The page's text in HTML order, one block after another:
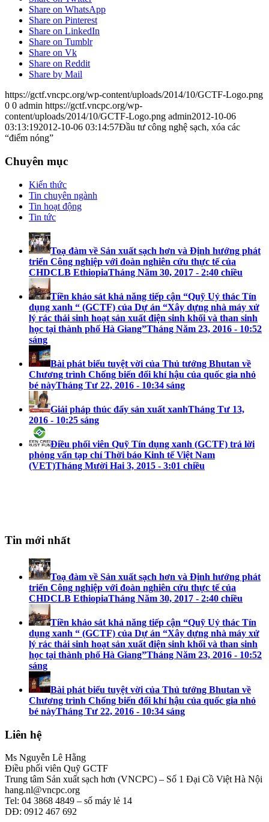
Share on WhatsApp
Share on Pinterest
Share on LinkedIn
Share on Tumblr
Share on Vk
Share on Reddit
Share by Mail
https://gctf.vncpc.org/wp-content/uploads/2014/10/GCTF-Logo.png
0 0 admin https://gctf.vncpc.org/wp-
content/uploads/2014/10/GCTF-Logo.png admin2012-10-06
03:13:192012-10-06 03:14:57Đầu tư công nghệ sạch, xóa các
“điểm nóng”
Chuyên mục
Kiến thức
Tin chuyên ngành
Tin hoạt động
Tin tức
Toạ đàm về Sản xuất sạch hơn và Định hướng phát
triển Công nghiệp với đoàn nghiên cứu thực tế của
CHDCLB EthiopiaTháng Năm 30, 2017 - 2:40 chiều
Tiền khảo sát khả năng tiếp cận “Quỹ Uỷ thác Tín
dụng xanh “ (GCTF) của Dự án “Xây dựng nhà máy xử
lý rác thải sinh hoạt sản xuất điện sinh khối và than sinh
học tại thành phố Hà Giang”Tháng Năm 23, 2016 - 10:52
sáng
Bài phát biểu tuyệt vời của Thủ tướng Bhutan về
Chương trình Chống biến đổi khí hậu của quốc gia nhỏ
bé nàyTháng Tư 22, 2016 - 10:34 sáng
Giải pháp thúc đẩy sản xuất xanhTháng Tư 13,
2016 - 10:25 sáng
Điều phối viên Quỹ Tín dụng xanh (GCTF) trả lời
phỏng vấn tạp chí Thời báo Kinh tế Việt Nam
(VET)Tháng Mười Hai 3, 2015 - 3:01 chiều
Tin mới nhất
Toạ đàm về Sản xuất sạch hơn và Định hướng phát
triển Công nghiệp với đoàn nghiên cứu thực tế của
CHDCLB EthiopiaTháng Năm 30, 2017 - 2:40 chiều
Tiền khảo sát khả năng tiếp cận “Quỹ Uỷ thác Tín
dụng xanh “ (GCTF) của Dự án “Xây dựng nhà máy xử
lý rác thải sinh hoạt sản xuất điện sinh khối và than sinh
học tại thành phố Hà Giang”Tháng Năm 23, 2016 - 10:52
sáng
Bài phát biểu tuyệt vời của Thủ tướng Bhutan về
Chương trình Chống biến đổi khí hậu của quốc gia nhỏ
bé nàyTháng Tư 22, 2016 - 10:34 sáng
Liên hệ
Ms Nguyễn Lê Hằng
Điều phối viên Quỹ GCTF
Trung tâm Sản xuất sạch hơn (VNCPC) – Số 1 Đại Cồ Việt Hà Nội
hang.nl@vncpc.org
Tel: 04 3868 4849 – số máy lẻ 14
DĐ: 0912 467 692